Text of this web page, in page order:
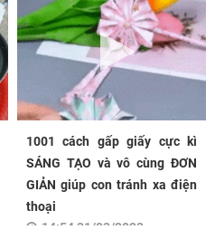
1001 cách gấp giấy cực kì
SÁNG TẠO và vô cùng ĐƠN
GIẢN giúp con tránh xa điện
thoại
14:54 31/03/2023